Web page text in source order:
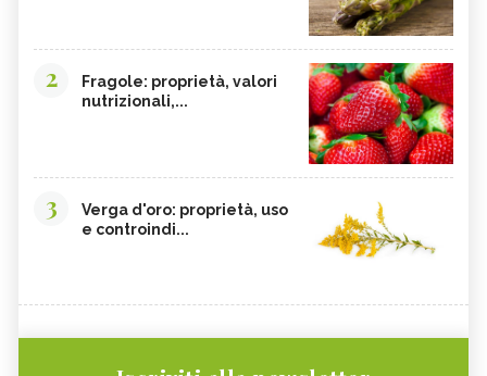
2
Fragole: proprietà, valori
nutrizionali,...
3
Verga d'oro: proprietà, uso
e controindi...